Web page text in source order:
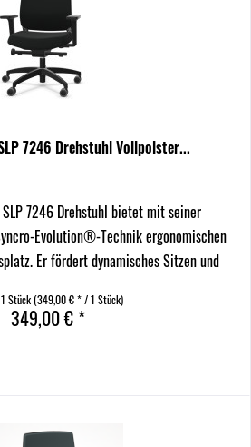
7246 Drehstuhl Vollpolster...
SLP 7246 Drehstuhl bietet mit seiner
Evolution®-Technik ergonomischen
Er fördert dynamisches Sitzen und
1 Stück(349,00 € * / 1 Stück)
349,00 € *